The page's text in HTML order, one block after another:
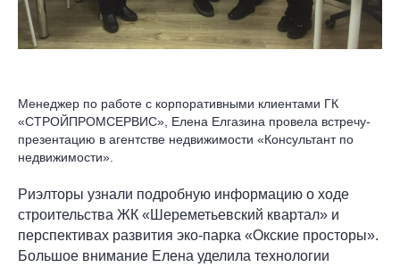
Менеджер по работе с корпоративными клиентами ГК
«СТРОЙПРОМСЕРВИС», Елена Елгазина провела встречу-
презентацию в агентстве недвижимости «Консультант по
недвижимости».
Риэлторы узнали подробную информацию о ходе
строительства ЖК «Шереметьевский квартал» и
перспективах развития эко-парка «Окские просторы».
Большое внимание Елена уделила технологии